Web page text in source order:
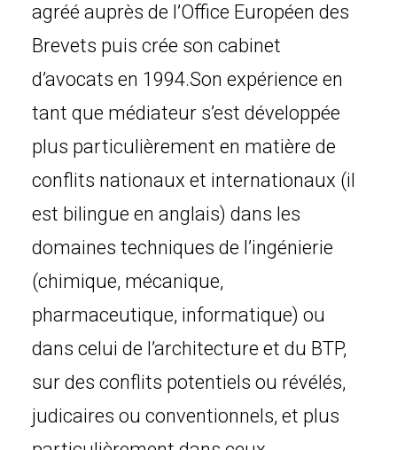
agréé auprès de l’Office Européen des
Brevets puis crée son cabinet
d’avocats en 1994.Son expérience en
tant que médiateur s’est développée
plus particulièrement en matière de
conflits nationaux et internationaux (il
est bilingue en anglais) dans les
domaines techniques de l’ingénierie
(chimique, mécanique,
pharmaceutique, informatique) ou
dans celui de l’architecture et du BTP,
sur des conflits potentiels ou révélés,
judicaires ou conventionnels, et plus